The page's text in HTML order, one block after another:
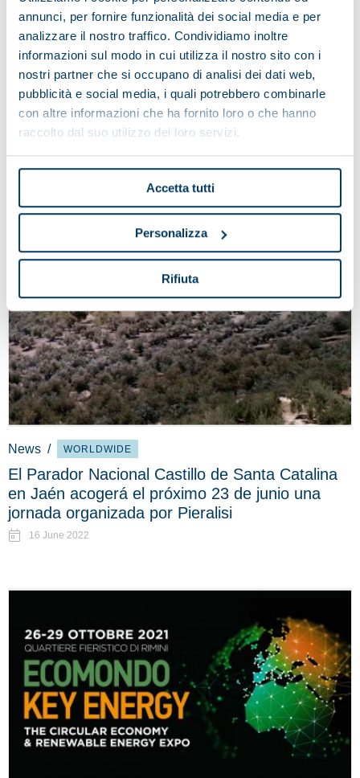
annunci, per fornire funzionalità dei social media e per
analizzare il nostro traffico. Condividiamo inoltre
informazioni sul modo in cui utilizza il nostro sito con i
nostri partner che si occupano di analisi dei dati web,
pubblicità e social media, i quali potrebbero combinarle
con altre informazioni che ha fornito loro o che hanno
raccolto dal suo utilizzo dei loro servizi.
Accetta tutti
Personalizza
Rifiuta
Happy Birthday Com-ing trade!
Our reference agent from Croatia, Slovenia, Macedonia and Bosnia
marks 34 years of business, and 33 years of cooperation with our
company.
03 June 2024
News / WORLDWIDE
El Parador Nacional Castillo de Santa Catalina
en Jaén acogerá el próximo 23 de junio una
jornada organizada por Pieralisi
16 June 2022